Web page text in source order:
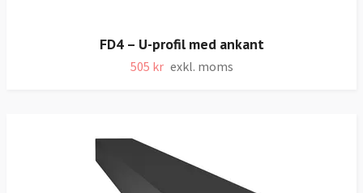
FD4 – U-profil med ankant
505 kr exkl. moms